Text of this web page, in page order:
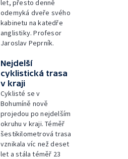
let, přesto denně
odemyká dveře svého
kabinetu na katedře
anglistiky. Profesor
Jaroslav Peprník.
Nejdelší
cyklistická trasa
v kraji
Cyklisté se v
Bohumíně nově
projedou po nejdelším
okruhu v kraji. Téměř
šestikilometrová trasa
vznikala víc než deset
let a stála téměř 23